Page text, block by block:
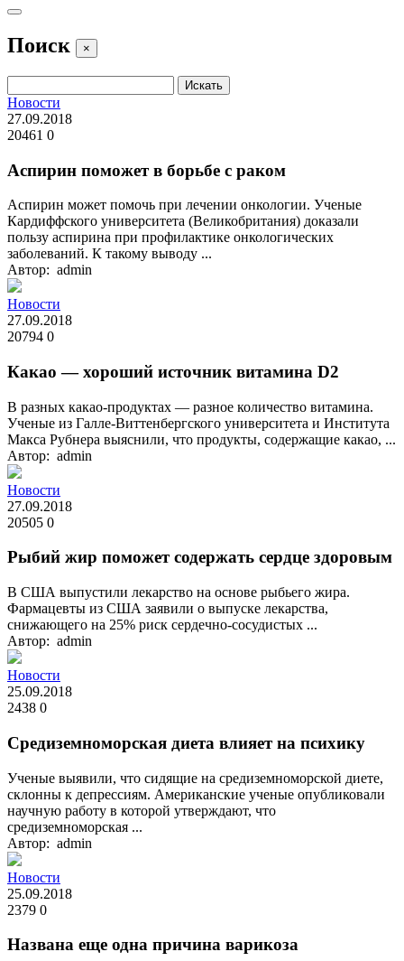
Поиск ×
Новости
27.09.2018
20461 0
Аспирин поможет в борьбе с раком
Аспирин может помочь при лечении онкологии. Ученые
Кардиффского университета (Великобритания) доказали
пользу аспирина при профилактике онкологических
заболеваний. К такому выводу ...
Автор: admin
Новости
27.09.2018
20794 0
Какао — хороший источник витамина D2
В разных какао-продуктах — разное количество витамина.
Ученые из Галле-Виттенбергского университета и Института
Макса Рубнера выяснили, что продукты, содержащие какао, ...
Автор: admin
Новости
27.09.2018
20505 0
Рыбий жир поможет содержать сердце здоровым
В США выпустили лекарство на основе рыбьего жира.
Фармацевты из США заявили о выпуске лекарства,
снижающего на 25% риск сердечно-сосудистых ...
Автор: admin
Новости
25.09.2018
2438 0
Средиземноморская диета влияет на психику
Ученые выявили, что сидящие на средиземноморской диете,
склонны к депрессиям. Американские ученые опубликовали
научную работу в которой утверждают, что
средиземноморская ...
Автор: admin
Новости
25.09.2018
2379 0
Названа еще одна причина варикоза